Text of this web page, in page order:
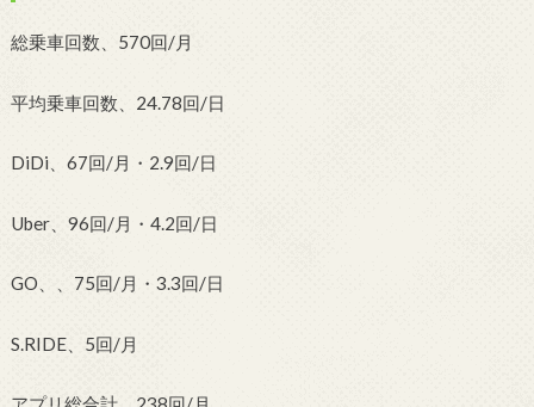
総乗車回数、570回/月
平均乗車回数、24.78回/日
DiDi、67回/月・2.9回/日
Uber、96回/月・4.2回/日
GO、、75回/月・3.3回/日
S.RIDE、5回/月